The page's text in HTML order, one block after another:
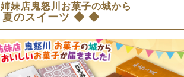
姉妹店鬼怒川お菓子の城から
夏のスイーツ ◆ ◆